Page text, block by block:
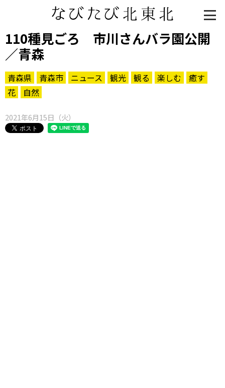
110種見ごろ 市川さんバラ園公開
／青森
青森県 青森市 ニュース 観光 観る 楽しむ
癒す
花
自然
2021年6月15日（火）